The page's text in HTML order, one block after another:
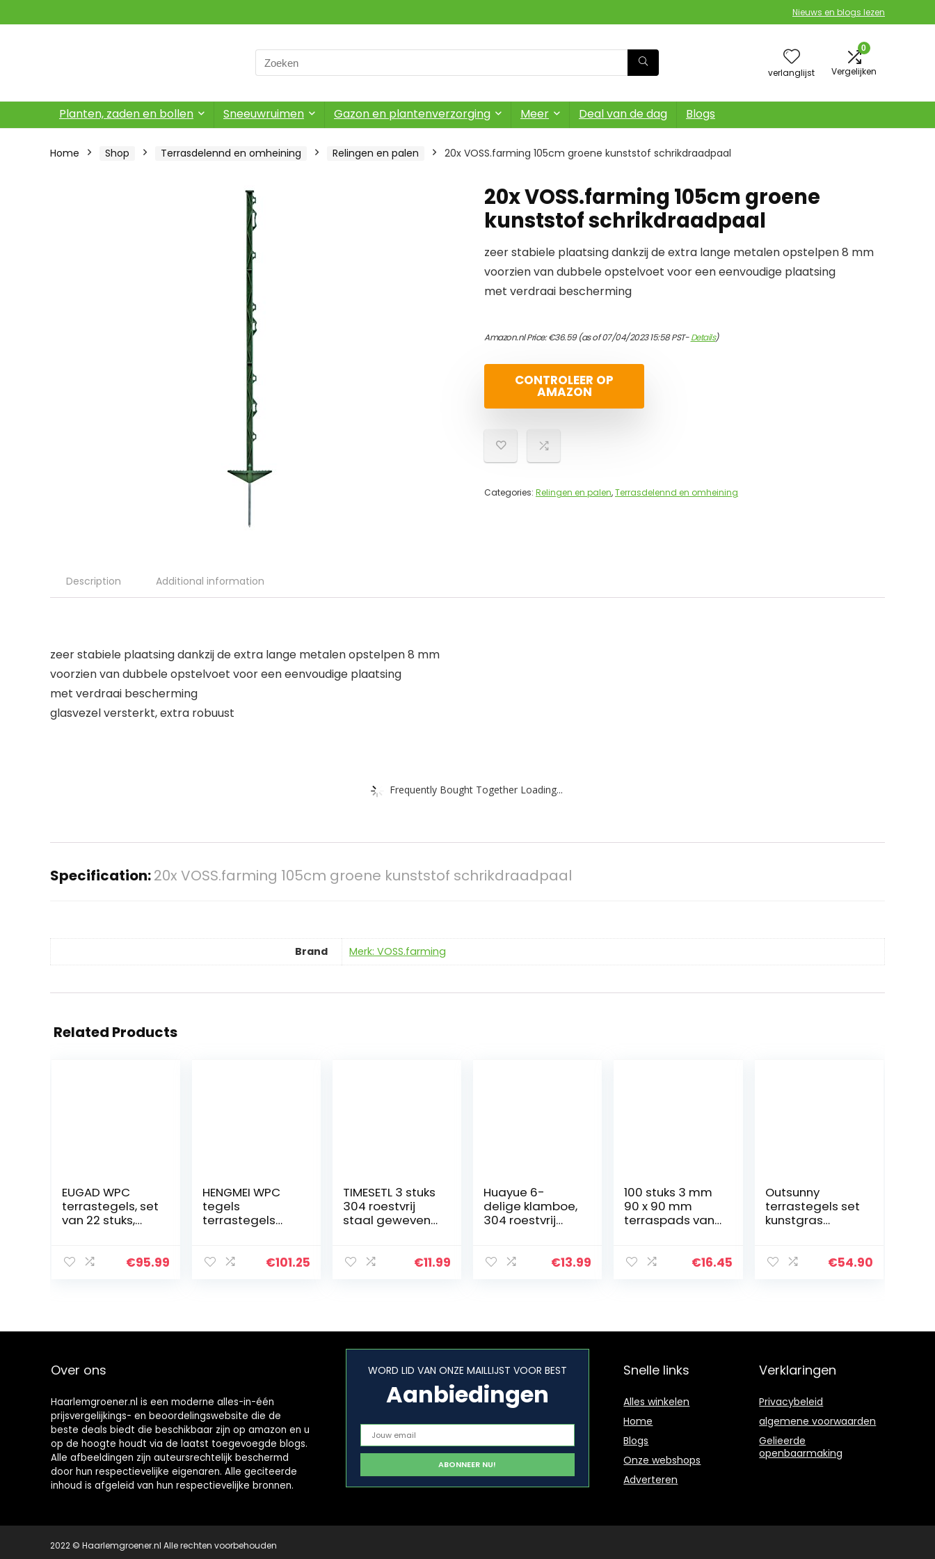
Nieuws en blogs lezen
Search
for:
verlanglijst
0
Vergelijken
Planten, zaden en bollen Sneeuwruimen Gazon en plantenverzorging Meer Deal van de dag Blogs
Home Shop Terrasdelennd en omheining Relingen en palen 20x VOSS.farming 105cm groene kunststof schrikdraadpaal
20x VOSS.farming 105cm groene
kunststof schrikdraadpaal
zeer stabiele plaatsing dankzij de extra lange metalen opstelpen 8 mm
voorzien van dubbele opstelvoet voor een eenvoudige plaatsing
met verdraai bescherming
Amazon.nl Price:€36.59(as of 07/04/2023 15:58 PST-Details)
CONTROLEER OP
AMAZON
Categories: Relingen en palen,Terrasdelennd en omheining
Description Additional information
zeer stabiele plaatsing dankzij de extra lange metalen opstelpen 8 mm
voorzien van dubbele opstelvoet voor een eenvoudige plaatsing
met verdraai bescherming
glasvezel versterkt, extra robuust
Frequently Bought Together Loading...
Specification:20x VOSS.farming 105cm groene kunststof schrikdraadpaal
Brand Merk: VOSS.farming
Related Products
EUGAD WPC
terrastegels, set
van 22 stuks,
weerbestendig,
€95.99
HENGMEI WPC
tegels
terrastegels
kliktegels
€101.25
TIMESETL 3 stuks
304 roestvrij
staal geweven
knaagdierbeste
€11.99
Huayue 6-
delige klamboe,
304 roestvrij
en hekken Anti-
€13.99
100 stuks 3 mm
90 x 90 mm
terraspads van
voor de
€16.45
Outsunny
terrastegels set
kunstgras
stuks, 25 mm,
€54.90
Over ons
Haarlemgroener.nl is een moderne alles-in-één
prijsvergelijkings- en beoordelingswebsite die de
beste deals biedt die beschikbaar zijn op amazon en u
op de hoogte houdt via de laatst toegevoegde blogs.
Alle afbeeldingen zijn auteursrechtelijk beschermd
door hun respectievelijke eigenaren. Alle geciteerde
inhoud is afgeleid van hun respectievelijke bronnen.
WORD LID VAN ONZE MAILLIJST VOOR BEST
Aanbiedingen
Snelle links
Alles winkelen
Home
Blogs
Onze webshops
Adverteren
Verklaringen
Privacybeleid
algemene voorwaarden
Gelieerde
openbaarmaking
2022 © Haarlemgroener.nl Alle rechten voorbehouden